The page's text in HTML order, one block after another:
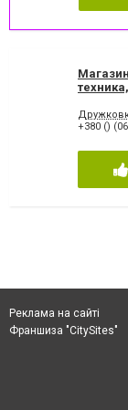
+380 ()
Реклама на сайті
Франшиза "CitySites"